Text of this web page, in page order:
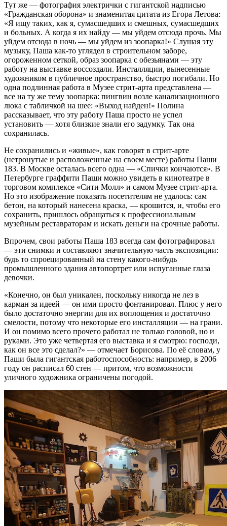
Тут же — фотография электрички с гигантской надписью
«Гражданская оборона» и знаменитая цитата из Егора Летова:
«Я ищу таких, как я, сумасшедших и смешных, сумасшедших
и больных. А когда я их найду — мы уйдем отсюда прочь. Мы
уйдем отсюда в ночь — мы уйдем из зоопарка!» Слушая эту
музыку, Паша как-то углядел в строительном заборе,
огороженном сеткой, образ зоопарка с обезьянами — эту
работу на выставке воссоздали. Инсталляции, вынесенные
художником в публичное пространство, быстро погибали. Но
одна подлинная работа в Музее стрит-арта представлена —
все на ту же тему зоопарка: пингвин возле канализационного
люка с табличкой на шее: «Выход найден!» Полина
рассказывает, что эту работу Паша просто не успел
установить — хотя близкие знали его задумку. Так она
сохранилась.
Не сохранились и «живые», как говорят в стрит-арте
(нетронутые и расположенные на своем месте) работы Паши
183. В Москве осталась всего одна — «Спички кончаются». В
Петербурге граффити Паши можно увидеть в кинотеатре в
торговом комплексе «Сити Молл» и самом Музее стрит-арта.
Но это изображение показать посетителям не удалось: сам
бетон, на который нанесена краска, — крошится, и, чтобы его
сохранить, пришлось обращаться к профессиональным
музейным реставраторам и искать деньги на срочные работы.
Впрочем, свои работы Паша 183 всегда сам фотографировал
— эти снимки и составляют значительную часть экспозиции:
будь то спроецированный на стену какого-нибудь
промышленного здания автопортрет или испуганные глаза
девочки.
«Конечно, он был уникален, поскольку никогда не лез в
карман за идеей — он ими просто фонтанировал. Плюс у него
было достаточно энергии для их воплощения и достаточно
смелости, потому что некоторые его инсталляции — на грани.
И он помимо всего прочего работал не только головой, но и
руками. Это уже четвертая его выставка и я смотрю: господи,
как он все это сделал?» — отмечает Борисова. По её словам, у
Паши была гигантская работоспособность: например, в 2006
году он расписал 60 стен — притом, что возможности
уличного художника ограничены погодой.